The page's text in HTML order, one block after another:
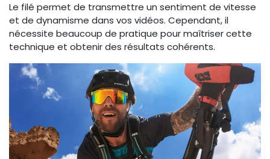
Le filé permet de transmettre un sentiment de vitesse
et de dynamisme dans vos vidéos. Cependant, il
nécessite beaucoup de pratique pour maîtriser cette
technique et obtenir des résultats cohérents.